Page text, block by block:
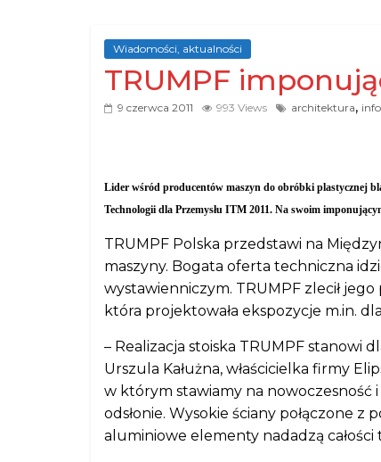
branży
budowlanej
Wiadomości, aktualności
TRUMPF
9 czerwca 2011 993 Views architektura,
Lider wśród producentów maszyn do obróbki plastycznej
Technologii dla Przemysłu ITM 2011. Na swoim
TRUMPF Polska przedstawi na
maszyny. Bogata oferta techniczna
wystawienniczym. TRUMPF zlecił
która projektowała ekspozycje m.in.
– Realizacja stoiska TRUMPF stanowi
Urszula Kałużna, właścicielka firmy
w którym stawiamy na nowoczesność
odsłonie. Wysokie ściany połączone
aluminiowe elementy nadadzą całości